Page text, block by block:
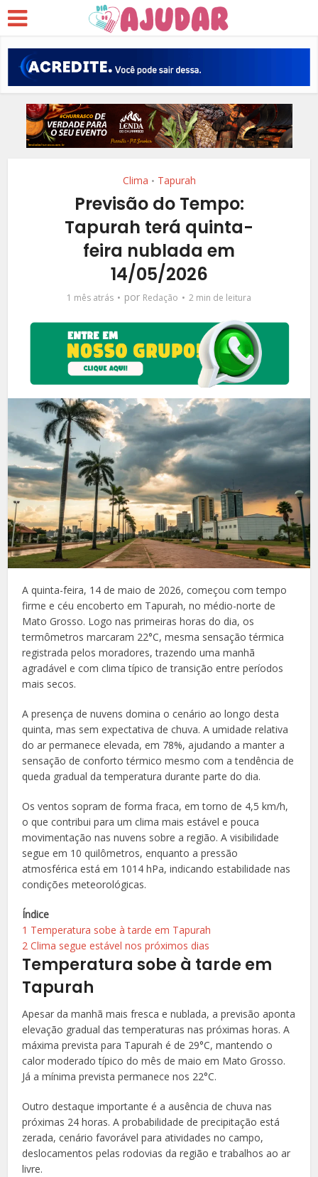
Clima • Tapurah
Previsão do Tempo:
Tapurah terá quinta-
feira nublada em
14/05/2026
1 mês atrás por Redação 2 min de leitura
A quinta-feira, 14 de maio de 2026, começou com tempo
firme e céu encoberto em Tapurah, no médio-norte de
Mato Grosso. Logo nas primeiras horas do dia, os
termômetros marcaram 22°C, mesma sensação térmica
registrada pelos moradores, trazendo uma manhã
agradável e com clima típico de transição entre períodos
mais secos.
A presença de nuvens domina o cenário ao longo desta
quinta, mas sem expectativa de chuva. A umidade relativa
do ar permanece elevada, em 78%, ajudando a manter a
sensação de conforto térmico mesmo com a tendência de
queda gradual da temperatura durante parte do dia.
Os ventos sopram de forma fraca, em torno de 4,5 km/h,
o que contribui para um clima mais estável e pouca
movimentação nas nuvens sobre a região. A visibilidade
segue em 10 quilômetros, enquanto a pressão
atmosférica está em 1014 hPa, indicando estabilidade nas
condições meteorológicas.
Índice
1 Temperatura sobe à tarde em Tapurah
2 Clima segue estável nos próximos dias
Temperatura sobe à tarde em
Tapurah
Apesar da manhã mais fresca e nublada, a previsão aponta
elevação gradual das temperaturas nas próximas horas. A
máxima prevista para Tapurah é de 29°C, mantendo o
calor moderado típico do mês de maio em Mato Grosso.
Já a mínima prevista permanece nos 22°C.
Outro destaque importante é a ausência de chuva nas
próximas 24 horas. A probabilidade de precipitação está
zerada, cenário favorável para atividades no campo,
deslocamentos pelas rodovias da região e trabalhos ao ar
livre.